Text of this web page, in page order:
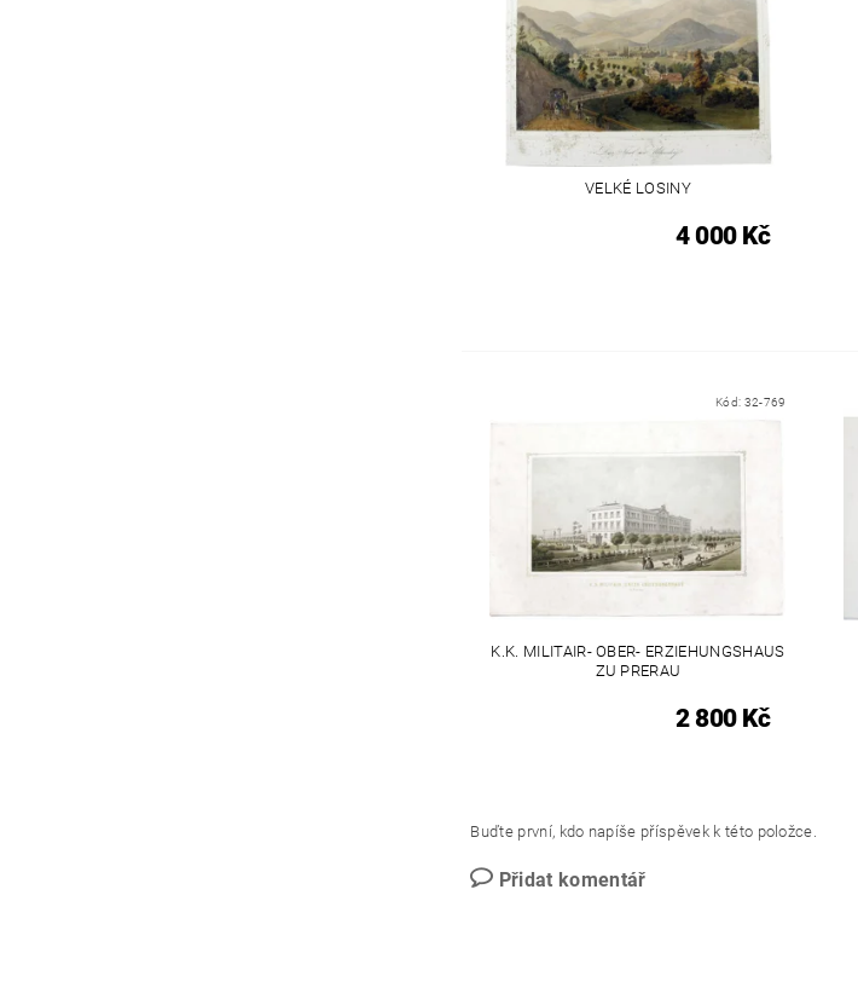
VELKÉ LOSINY
4 000 Kč
Kód: 32-769
K.K. MILITAIR- OBER- ERZIEHUNGSHAUS
ZU PRERAU
2 800 Kč
Buďte první, kdo napíše příspěvek k této položce.
Přidat komentář